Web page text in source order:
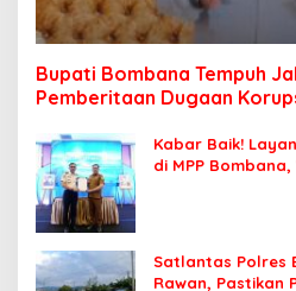
Bupati Bombana Tempuh
Pemberitaan Dugaan
Kabar Baik!
di MPP
Satlantas Polres
Rawan, Pastikan